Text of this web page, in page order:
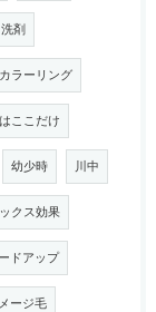
洗剤
カラーリング
ここだけ
幼少時 川中
クス効果
ドアップ
ージ毛